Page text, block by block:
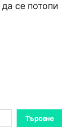
се потопи
Търсене